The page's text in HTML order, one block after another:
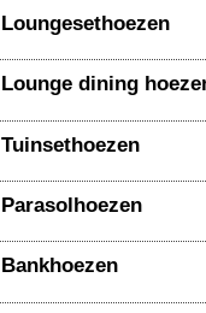
Loungesethoezen
Lounge dining
Tuinsethoezen
Parasolhoezen
Bankhoezen